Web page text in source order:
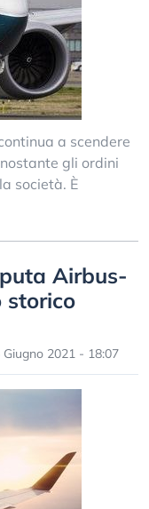
a scendere
gli ordini
società. È
Airbus-
storico
Giugno 2021 - 18:07